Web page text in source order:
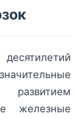
железные